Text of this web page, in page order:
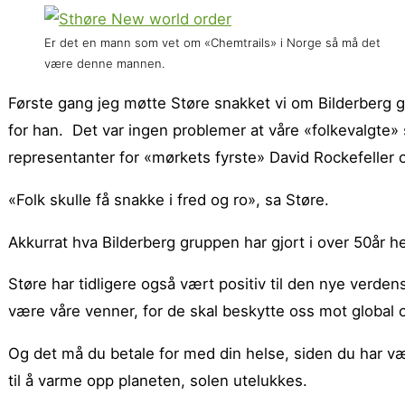
Er det en mann som vet om «Chemtrails» i Norge så må det
være denne mannen.
Første gang jeg møtte Støre snakket vi om Bilderberg
for han. Det var ingen problemer at våre
representanter for «mørkets fyrste» David Rockefeller
«Folk skulle få snakke i fred og ro», sa Støre.
Akkurrat hva Bilderberg gruppen har gjort i over 50år
Støre har tidligere også vært positiv til den nye
være våre venner, for de skal beskytte oss mot global
Og det må du betale for med din helse, siden du har
til å varme opp planeten, solen utelukkes.